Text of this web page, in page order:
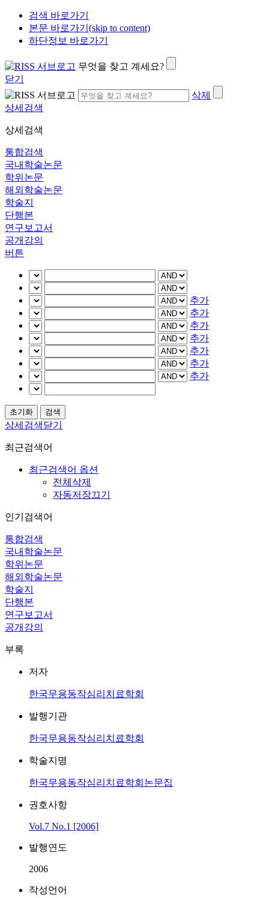
검색 바로가기
본문 바로가기(skip to content)
하단정보 바로가기
무엇을 찾고 계세요?
닫기
삭제
상세검색
상세검색
통합검색
국내학술논문
학위논문
해외학술논문
학술지
단행본
연구보고서
공개강의
버튼
추가
추가
추가
추가
추가
추가
추가
상세검색닫기
최근검색어
최근검색어 옵션
전체삭제
자동저장끄기
인기검색어
통합검색
국내학술논문
학위논문
해외학술논문
학술지
단행본
연구보고서
공개강의
부록
저자
한국무용동작심리치료학회
발행기관
한국무용동작심리치료학회
학술지명
한국무용동작심리치료학회논문집
권호사항
Vol.7 No.1 [2006]
발행연도
2006
작성언어